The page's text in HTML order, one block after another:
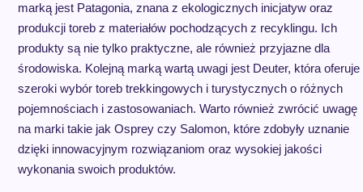
marką jest Patagonia, znana z ekologicznych inicjatyw oraz
produkcji toreb z materiałów pochodzących z recyklingu. Ich
produkty są nie tylko praktyczne, ale również przyjazne dla
środowiska. Kolejną marką wartą uwagi jest Deuter, która oferuje
szeroki wybór toreb trekkingowych i turystycznych o różnych
pojemnościach i zastosowaniach. Warto również zwrócić uwagę
na marki takie jak Osprey czy Salomon, które zdobyły uznanie
dzięki innowacyjnym rozwiązaniom oraz wysokiej jakości
wykonania swoich produktów.